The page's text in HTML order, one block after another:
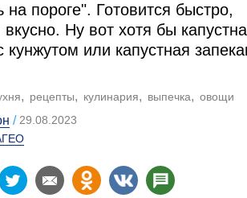
на пороге". Готовится быстро,
вкусно. Ну вот хотя бы
кунжутом или капустная
рецепты кулинария выпечка овощи
29.08.2023